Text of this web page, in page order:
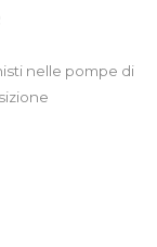
nelle pompe di